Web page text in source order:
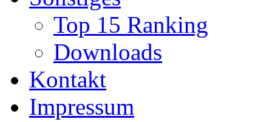
Top 15 Ranking
Downloads
Kontakt
Impressum